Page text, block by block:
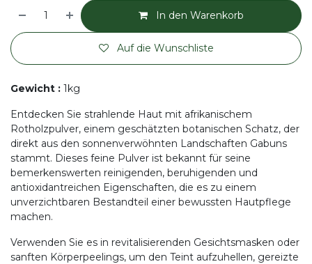
In den Warenkorb
Auf die Wunschliste
Gewicht : 1kg
Entdecken Sie strahlende Haut mit afrikanischem
Rotholzpulver, einem geschätzten botanischen Schatz, der
direkt aus den sonnenverwöhnten Landschaften Gabuns
stammt. Dieses feine Pulver ist bekannt für seine
bemerkenswerten reinigenden, beruhigenden und
antioxidantreichen Eigenschaften, die es zu einem
unverzichtbaren Bestandteil einer bewussten Hautpflege
machen.
Verwenden Sie es in revitalisierenden Gesichtsmasken oder
sanften Körperpeelings, um den Teint aufzuhellen, gereizte